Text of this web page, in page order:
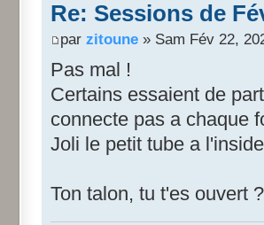
Re: Sessions de
par zitoune » Sam Fév 22,
Pas mal !
Certains essaient de
connecte pas a chaque
Joli le petit tube a
Ton talon, tu t'es ouvert ?